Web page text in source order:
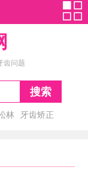
齿问题
搜索
林
牙齿矫正